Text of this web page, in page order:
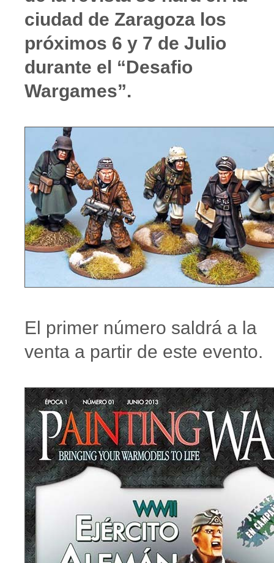
ciudad de Zaragoza los
próximos 6 y 7 de Julio
durante el “Desafio
Wargames”.
El primer número saldrá a la
venta a partir de este evento.